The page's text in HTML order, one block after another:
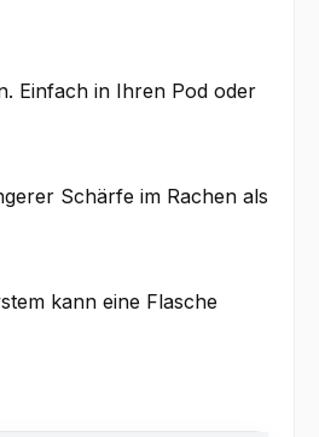
Einfach in Ihren Pod oder
Schärfe im Rachen als
kann eine Flasche